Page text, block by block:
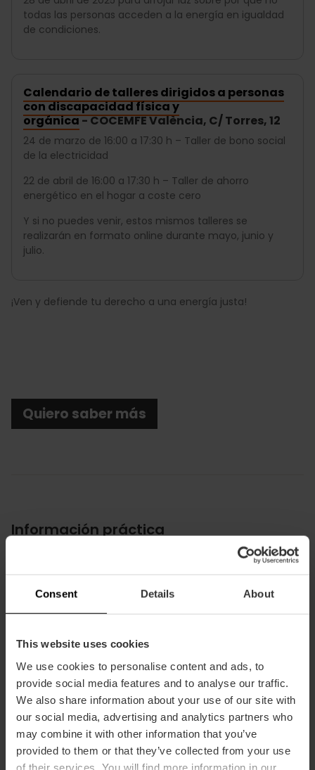
Consent Details About
This website uses cookies
We use cookies to personalise content and ads, to
provide social media features and to analyse our traffic.
We also share information about your use of our site with
our social media, advertising and analytics partners who
may combine it with other information that you’ve
provided to them or that they’ve collected from your use
of their services. You will find more information in our
todas las personas acceden a la energía en igualdad
de condiciones.
Calendario de talleres dirigidos a personas
con discapacidad física y
orgánica- COCEMFE València, C/ Torres, 12
24 de marzo de 16:00 a 17:30 h – Taller de bono social
de la electricidad
22 de abril de 16:00 a 17:30 h – Taller de ahorro
energético en el hogar a coste cero
Y si no puedes venir, estos mismos talleres se
realizarán en formato online durante mayo, junio y
julio.
¡Ven y defiende tu derecho a una energía justa!
Quiero saber más
Información práctica
18/02/2026 - 22/04/2026
Horarios
Consultar cada actividad.
Tickets
Gratuito.